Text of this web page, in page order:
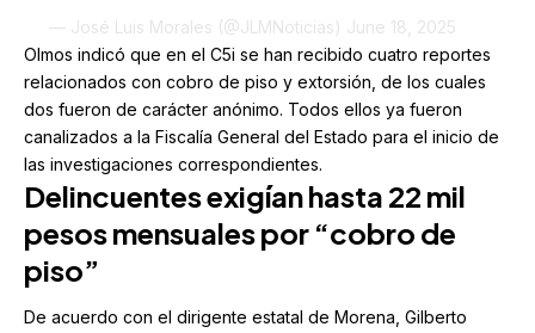
— José Luis Morales (@JLMNoticias) June 18, 2025
Olmos indicó que en el C5i se han recibido cuatro reportes
relacionados con cobro de piso y extorsión, de los cuales
dos fueron de carácter anónimo. Todos ellos ya fueron
canalizados a la Fiscalía General del Estado para el inicio de
las investigaciones correspondientes.
Delincuentes exigían hasta 22 mil
pesos mensuales por “cobro de
piso”
De acuerdo con el dirigente estatal de Morena, Gilberto